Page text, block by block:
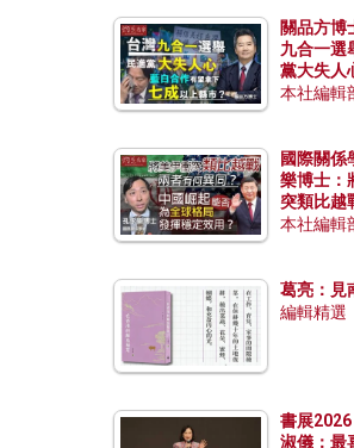
關品方博
九合一選
黨大失人
合作有望
本社編輯
國際關係
樂博士：
突類比越
有何異同
本社編輯
葛亮：見
編輯精選
書展2026
淑儀：最